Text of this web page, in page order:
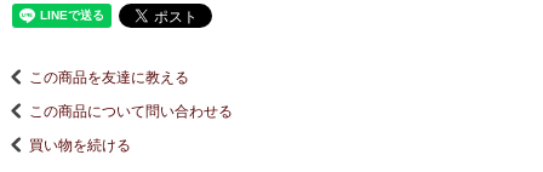
この商品を友達に教える
この商品について問い合わせる
買い物を続ける